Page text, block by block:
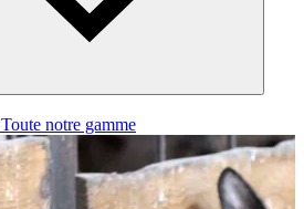
Toute notre gamme